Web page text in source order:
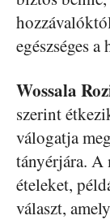
egészséges a
Wossala
szerint
válogatja
tányérjára. A
ételeket,
választ,